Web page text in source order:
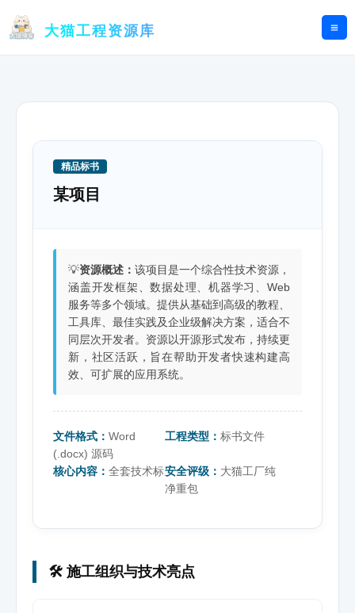
大猫工程资源库
精品标书
某项目
💡资源概述： 该项目是一个综合性技术资源，
涵盖开发框架、数据处理、机器学习、Web
服务等多个领域。提供从基础到高级的教程、
工具库、最佳实践及企业级解决方案，适合不
同层次开发者。资源以开源形式发布，持续更
新，社区活跃，旨在帮助开发者快速构建高
效、可扩展的应用系统。
文件格式： Word
(.docx) 源码
工程类型：标书文件
核心内容： 全套技术标安全评级： 大猫工厂纯
净重包
🛠️ 施工组织与技术亮点